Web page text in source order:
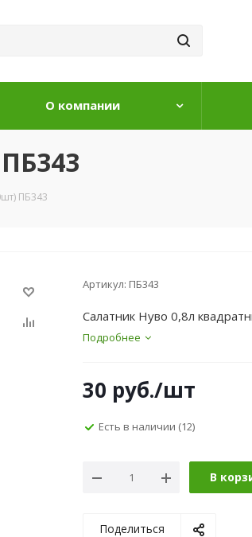
О компании
ПБ343
Артикул: ПБ343
Салатник Нуво 0,8л
Подробнее
30 руб./шт
Есть в наличии (12)
В
Поделиться